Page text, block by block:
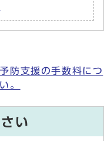
防支援の手数料につ
。
い